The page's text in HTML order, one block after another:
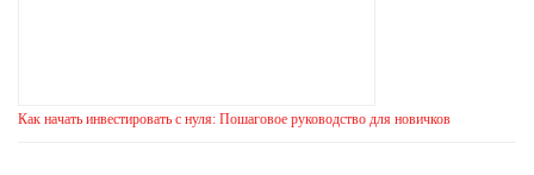
Как начать инвестировать с нуля: Пошаговое руководство для новичков